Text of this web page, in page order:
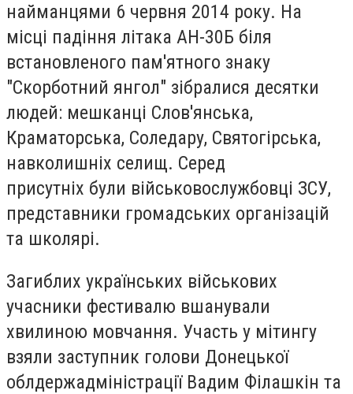
найманцями 6 червня 2014 року. На
місці падіння літака АН-30Б біля
встановленого пам'ятного знаку
"Скорботний янгол" зібралися десятки
людей: мешканці Слов'янська,
Краматорська, Соледару, Святогірська,
навколишніх селищ. Серед
присутніх були військовослужбовці ЗСУ,
представники громадських організацій
та школярі.
Загиблих українських військових
учасники фестивалю вшанували
хвилиною мовчання. Участь у мітингу
взяли заступник голови Донецької
облдержадміністрації Вадим Філашкін та